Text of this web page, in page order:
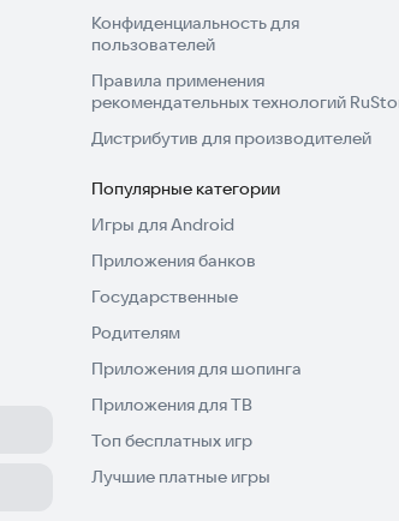
Конфиденциальность для
пользователей
Правила применения
рекомендательных технологий
Дистрибутив для производителей
Популярные категории
Игры для Android
Приложения банков
Государственные
Родителям
Приложения для шопинга
Приложения для ТВ
Топ бесплатных игр
Лучшие платные игры